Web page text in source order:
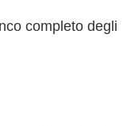
completo degli